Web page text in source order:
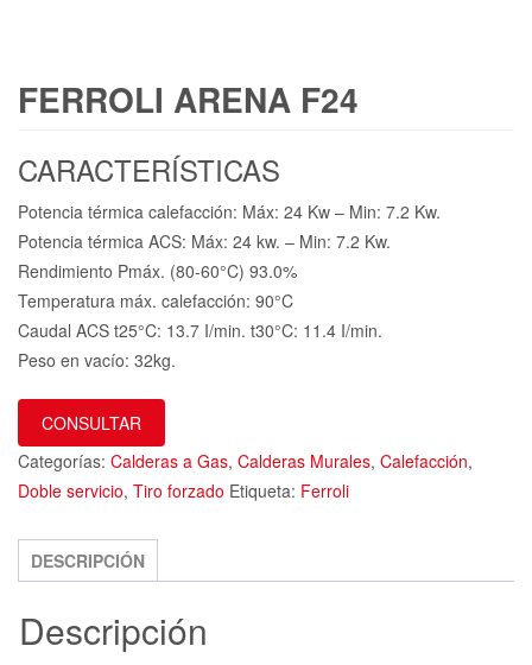
FERROLI ARENA F24
CARACTERÍSTICAS
Potencia térmica calefacción: Máx: 24 Kw – Min: 7.2 Kw.
Potencia térmica ACS: Máx: 24 kw. – Min: 7.2 Kw.
Rendimiento Pmáx. (80-60°C) 93.0%
Temperatura máx. calefacción: 90°C
Caudal ACS t25°C: 13.7 I/min. t30°C: 11.4 I/min.
Peso en vacío: 32kg.
CONSULTAR
Categorías: Calderas a Gas, Calderas Murales, Calefacción,
Doble servicio, Tiro forzado Etiqueta: Ferroli
DESCRIPCIÓN
Descripción